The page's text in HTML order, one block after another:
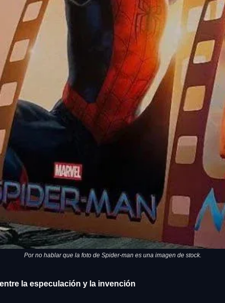
Por no hablar que la foto de Spider-man es una imagen de stock.
la especulación y la invención